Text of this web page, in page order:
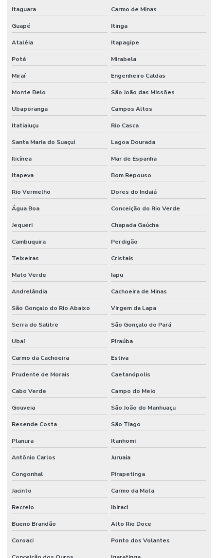
Itaguara Carmo de Minas
Guapé Itinga
Ataléia Itapagipe
Poté Mirabela
Miraí Engenheiro Caldas
Monte Belo São João das Missões
Ubaporanga Campos Altos
Itatiaiuçu Rio Casca
Santa Maria do Suaçuí Lagoa Dourada
Ilicínea Mar de Espanha
Itapeva Bom Repouso
Rio Vermelho Dores do Indaiá
Água Boa Conceição do Rio Verde
Jequeri Chapada Gaúcha
Cambuquira Perdigão
Teixeiras Cristais
Mato Verde Iapu
Andrelândia Cachoeira de Minas
São Gonçalo do Rio Abaixo Virgem da Lapa
Serra do Salitre São Gonçalo do Pará
Ubaí Piraúba
Carmo da Cachoeira Estiva
Prudente de Morais Caetanópolis
Cabo Verde Campo do Meio
Gouveia São João do Manhuaçu
Resende Costa São Tiago
Planura Itanhomi
Antônio Carlos Juruaia
Congonhal Pirapetinga
Jacinto Carmo da Mata
Recreio Ibiraci
Bueno Brandão Alto Rio Doce
Coroaci Ponto dos Volantes